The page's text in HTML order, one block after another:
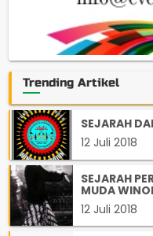
Trending Artikel
SEJARAH
12 Juli 2018
SEJARAH
MUDA
12 Juli 2018